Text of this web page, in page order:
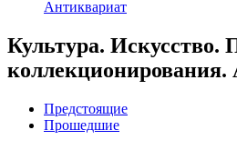
Антиквариат
Культура. Искусство.
коллекционирования.
Предстоящие
Прошедшие